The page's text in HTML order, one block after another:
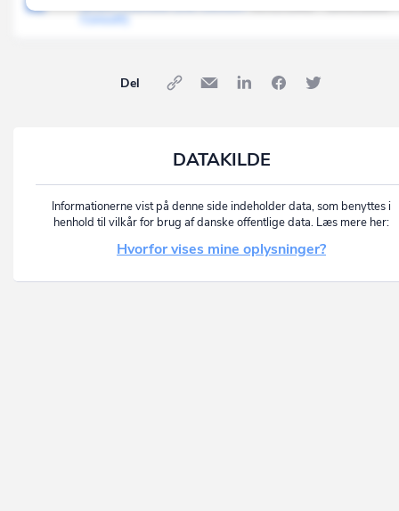
Del
DATAKILDE
Informationerne vist på denne side indeholder data, som benyttes i
henhold til vilkår for brug af danske offentlige data. Læs mere her:
Hvorfor vises mine oplysninger?